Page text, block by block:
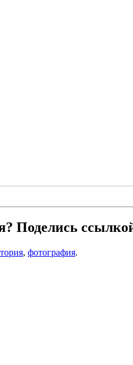
Поделись
, фотография.